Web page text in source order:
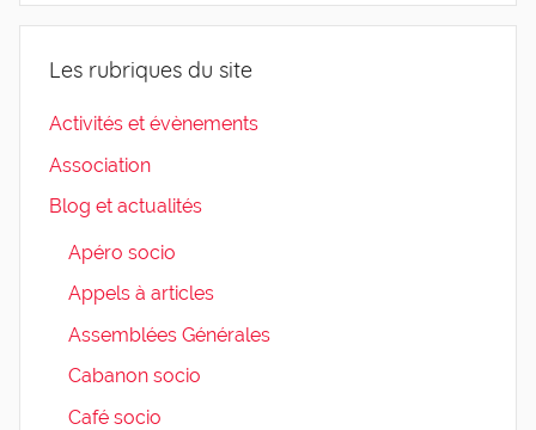
Les rubriques du site
Activités et évènements
Association
Blog et actualités
Apéro socio
Appels à articles
Assemblées Générales
Cabanon socio
Café socio